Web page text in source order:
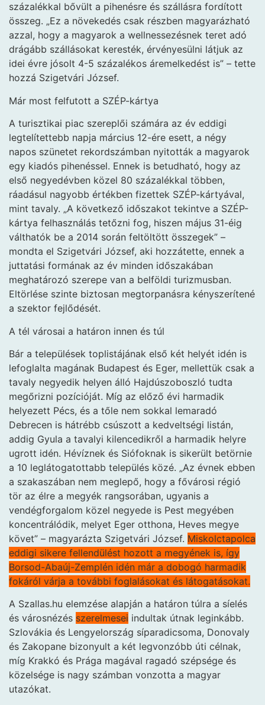
százalékkal bővült a pihenésre és szállásra fordított
összeg. „Ez a növekedés csak részben magyarázható
azzal, hogy a magyarok a wellnessezésnek teret adó
drágább szállásokat keresték, érvényesülni látjuk az
idei évre jósolt 4-5 százalékos áremelkedést is” – tette
hozzá Szigetvári József.
Már most felfutott a SZÉP-kártya
A turisztikai piac szereplői számára az év eddigi
legtelítettebb napja március 12-ére esett, a négy
napos szünetet rekordszámban nyitották a magyarok
egy kiadós pihenéssel. Ennek is betudható, hogy az
első negyedévben közel 80 százalékkal többen,
ráadásul nagyobb értékben fizettek SZÉP-kártyával,
mint tavaly. „A következő időszakot tekintve a SZÉP-
kártya felhasználás tetőzni fog, hiszen május 31-éig
válthatók be a 2014 során feltöltött összegek” –
mondta el Szigetvári József, aki hozzátette, ennek a
juttatási formának az év minden időszakában
meghatározó szerepe van a belföldi turizmusban.
Eltörlése szinte biztosan megtorpanásra kényszerítené
a szektor fejlődését.
A tél városai a határon innen és túl
Bár a települések toplistájának első két helyét idén is
lefoglalta magának Budapest és Eger, mellettük csak a
tavaly negyedik helyen álló Hajdúszoboszló tudta
megőrizni pozícióját. Míg az előző évi harmadik
helyezett Pécs, és a tőle nem sokkal lemaradó
Debrecen is hátrébb csúszott a kedveltségi listán,
addig Gyula a tavalyi kilencedikről a harmadik helyre
ugrott idén. Hévíznek és Siófoknak is sikerült betörnie
a 10 leglátogatottabb település közé. „Az évnek ebben
a szakaszában nem meglepő, hogy a fővárosi régió
tör az élre a megyék rangsorában, ugyanis a
vendégforgalom közel negyede is Pest megyében
koncentrálódik, melyet Eger otthona, Heves megye
követ” – magyarázta Szigetvári József. Miskolctapolca
eddigi sikere fellendülést hozott a megyének is, így
Borsod-Abaúj-Zemplén idén már a dobogó harmadik
fokáról várja a további foglalásokat és látogatásokat.
A Szallas.hu elemzése alapján a határon túlra a síelés
és városnézés szerelmesei indultak útnak leginkább.
Szlovákia és Lengyelország síparadicsoma, Donovaly
és Zakopane bizonyult a két legvonzóbb úti célnak,
míg Krakkó és Prága magával ragadó szépsége és
közelsége is nagy számban vonzotta a magyar
utazókat.